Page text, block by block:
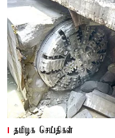
தமிழக செய்திகள்